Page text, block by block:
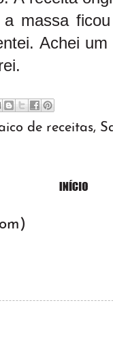
massa
Achei
de receitas,